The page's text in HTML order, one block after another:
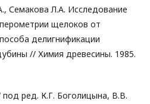
Семакова Л.А. Исследование
щелоков от
делигнификации
// Химия древесины. 1985.
под ред. К.Г. Боголицына, В.В.